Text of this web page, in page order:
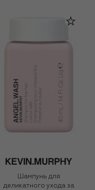
Шампунь для
деликатного ухода за